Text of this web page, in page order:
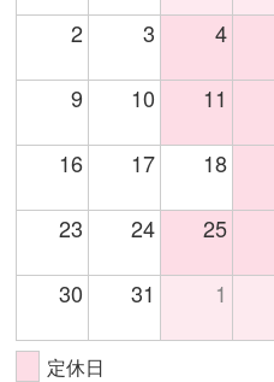
2 3 4
9 10 11
16 17 18
23 24 25
30 31 1
定休日